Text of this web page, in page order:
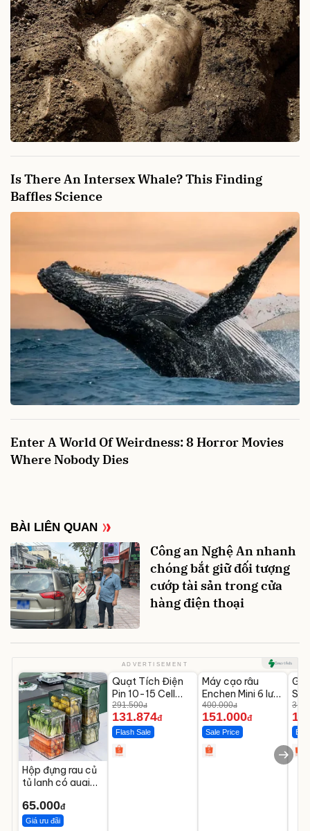
BÀI LIÊN QUAN
Công an Nghệ An nhanh
chóng bắt giữ đối tượng
cướp tài sản trong cửa
hàng điện thoại
ADVERTISEMENT
Hộp đựng rau củ
tủ lạnh có quai
bảo quản thực
phẩm
65.000đ
Giá ưu đãi
-54%
Unmute
Quạt Tích Điện
Pin 10-15 Cell
Dùng Liên Tục 4-
8H
291.500đ
131.874đ
Flash Sale
-62%
Máy cạo râu
Enchen Mini 6 lưỡi
dao kép mỏng
400.000đ
151.000đ
Sale Price